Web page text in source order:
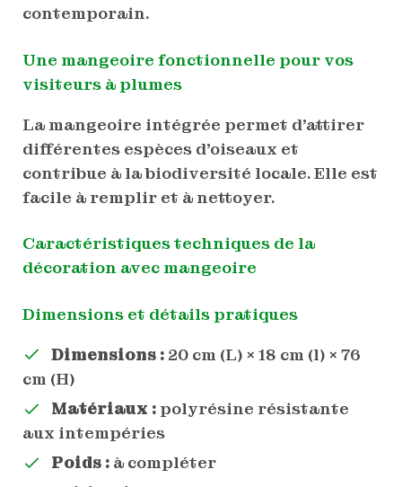
contemporain.
Une mangeoire fonctionnelle pour vos
visiteurs à plumes
La mangeoire intégrée permet d’attirer
différentes espèces d’oiseaux et
contribue à la biodiversité locale. Elle est
facile à remplir et à nettoyer.
Caractéristiques techniques de la
décoration avec mangeoire
Dimensions et détails pratiques
Dimensions : 20 cm (L) × 18 cm (l) × 76
cm (H)
Matériaux : polyrésine résistante
aux intempéries
Poids : à compléter